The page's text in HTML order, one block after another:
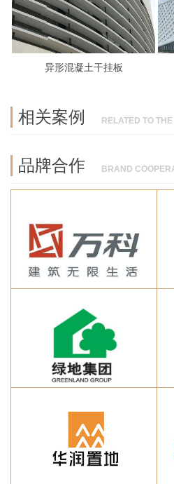
异形混凝土干挂板
相关案例 RELATED TO
品牌合作 BRAND